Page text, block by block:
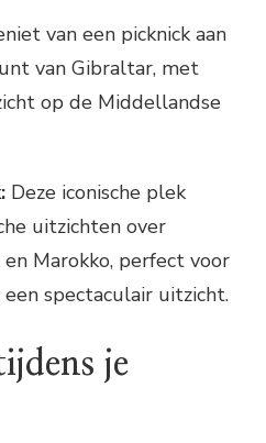
van een picknick aan
van Gibraltar, met
op de Middellandse
Deze iconische plek
uitzichten over
Marokko, perfect voor
spectaculair uitzicht.
je